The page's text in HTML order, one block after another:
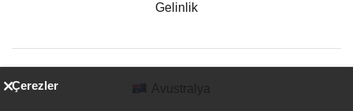
Gelinlik
Çerezler